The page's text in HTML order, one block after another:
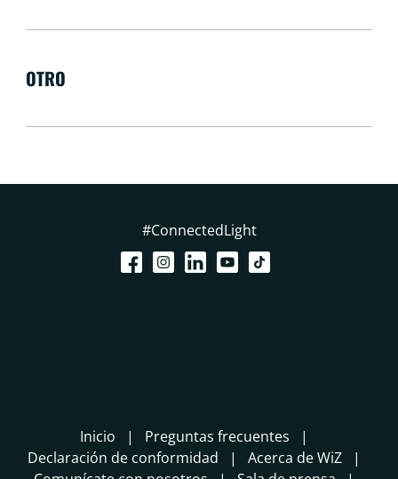
OTRO
#ConnectedLight
Inicio
Preguntas frecuentes
Declaración de conformidad
Acerca de WiZ